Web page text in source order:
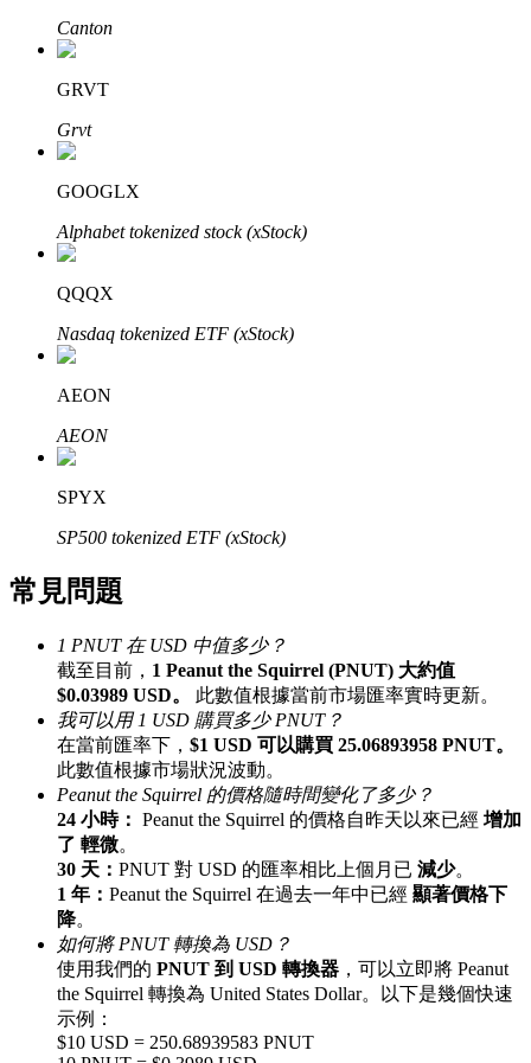
了解如何賺取穩定收入
邀请好友
邀請朋友獲得現金獎勵
BTC 專享獎勵
Canton
GRVT
Grvt
GOOGLX
Alphabet tokenized stock (xStock)
QQQX
Nasdaq tokenized ETF (xStock)
AEON
AEON
SPYX
SP500 tokenized ETF (xStock)
常見問題
1 PNUT 在 USD 中值多少？
截至目前， 1 Peanut the Squirrel (PNUT) 大約值
$0.03989 USD。
此數值根據當前市場匯率實時更新。
我可以用 1 USD 購買多少 PNUT？
在當前匯率下， $1 USD 可以購買 25.06893958 PNUT。
此數值根據市場狀況波動。
Peanut the Squirrel 的價格隨時間變化了多少？
24 小時： Peanut the Squirrel 的價格自昨天以來已經 增加
了 輕微。
30 天： PNUT 對 USD 的匯率相比上個月已 減少。
1 年： Peanut the Squirrel 在過去一年中已經 顯著價格下
降。
如何將 PNUT 轉換為 USD？
使用我們的 PNUT 到 USD 轉換器 ，可以立即將 Peanut
the Squirrel 轉換為 United States Dollar。以下是幾個快速
示例：
$10 USD = 250.68939583 PNUT